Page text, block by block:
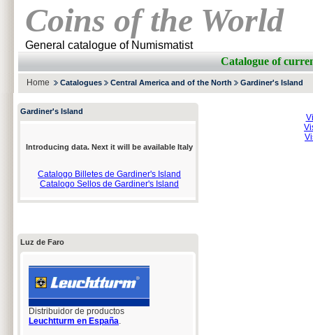
Coins of the World
General catalogue of Numismatist
Catalogue of
Home Catalogues Central America and of the North Gardiner's Island
Gardiner's Island
Introducing data. Next it will be available Italy
Catalogo Billetes de Gardiner's Island
Catalogo Sellos de Gardiner's Island
Luz de Faro
Distribuidor de productos
Leuchtturm en España.